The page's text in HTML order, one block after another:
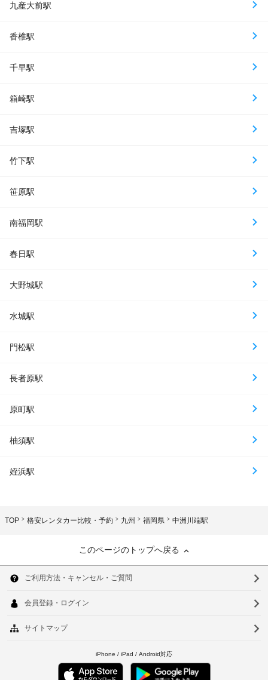
九産大前駅
香椎駅
千早駅
箱崎駅
吉塚駅
竹下駅
笹原駅
南福岡駅
春日駅
大野城駅
水城駅
門松駅
長者原駅
原町駅
柚須駅
姪浜駅
TOP 格安レンタカー比較・予約 九州 福岡県 中洲川端駅
このページのトップへ戻る